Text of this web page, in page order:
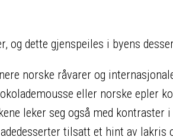
og dette gjenspeiles i byens
norske råvarer og
eller norske epler
leker seg også med kontraster
tilsatt et hint av lakris